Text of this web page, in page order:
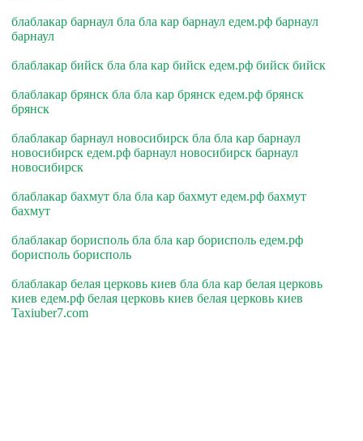
блаблакар барнаул бла бла кар барнаул едем.рф барнаул
барнаул
блаблакар бийск бла бла кар бийск едем.рф бийск бийск
блаблакар брянск бла бла кар брянск едем.рф брянск
брянск
блаблакар барнаул новосибирск бла бла кар барнаул
новосибирск едем.рф барнаул новосибирск барнаул
новосибирск
блаблакар бахмут бла бла кар бахмут едем.рф бахмут
бахмут
блаблакар борисполь бла бла кар борисполь едем.рф
борисполь борисполь
блаблакар белая церковь киев бла бла кар белая церковь
киев едем.рф белая церковь киев белая церковь киев
Taxiuber7.com